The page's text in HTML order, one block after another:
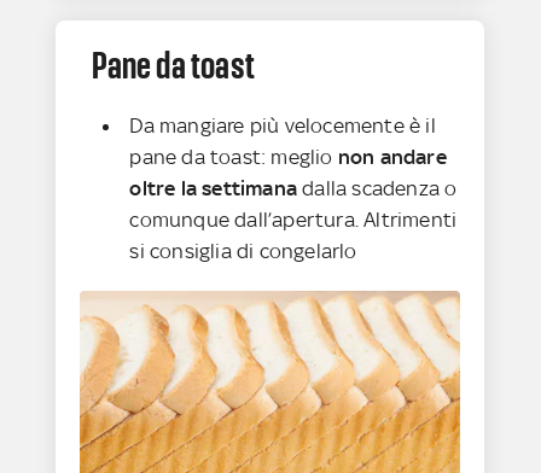
Pane da toast
Da mangiare più velocemente è il
pane da toast: meglio non andare
oltre la settimana dalla scadenza o
comunque dall’apertura. Altrimenti
si consiglia di congelarlo